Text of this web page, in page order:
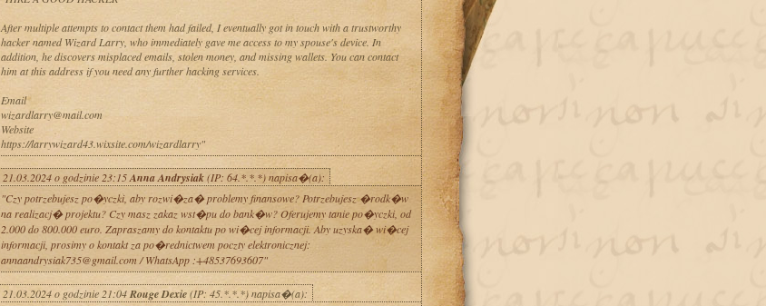
After multiple attempts to contact them had failed, I eventually got in touch with a trustworthy
hacker named Wizard Larry, who immediately gave me access to my spouse's device. In
addition, he discovers misplaced emails, stolen money, and missing wallets. You can contact
him at this address if you need any further hacking services.
Email
wizardlarry@mail.com
Website
https://larrywizard43.wixsite.com/wizardlarry"
21.03.2024 o godzinie 23:15Anna Andrysiak(IP: 64.*.*.*) napisa�(a):
"Czy potrzebujesz po�yczki, aby rozwi�za� problemy finansowe? Potrzebujesz �rodk�w
na realizacj� projektu? Czy masz zakaz wst�pu do bank�w? Oferujemy tanie po�yczki, od
2.000 do 800.000 euro. Zapraszamy do kontaktu po wi�cej informacji. Aby uzyska� wi�cej
informacji, prosimy o kontakt za po�rednictwem poczty elektronicznej:
annaandrysiak735@gmail.com / WhatsApp :+48537693607"
21.03.2024 o godzinie 21:04Rouge Dexie(IP: 45.*.*.*) napisa�(a):